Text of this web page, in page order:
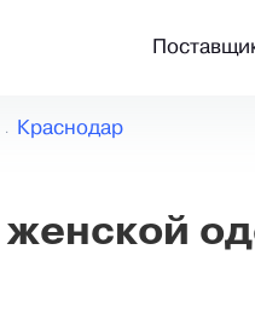
Краснодар
женской